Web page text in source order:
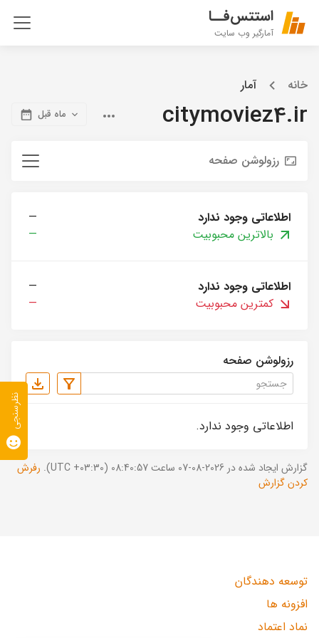
استتس‌فــا
آمارگیر وب سایت
خانه آمار
citymoviez4.ir ماه قبل
رزولوشن صفحه
اطلاعاتی وجود ندارد
—
بالاترین محبوبیت
—
اطلاعاتی وجود ندارد
—
کمترین محبوبیت
—
رزولوشن صفحه
اطلاعاتی وجود ندارد.
گزارش ایجاد شده در 2026-08-07 ساعت 08:40:57 (UTC +03:30).
رفرش
کردن گزارش
توسعه دهندگان
افزونه ها
نماد اعتماد
نظرسنجی